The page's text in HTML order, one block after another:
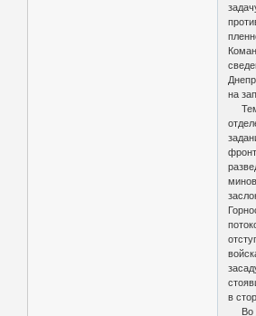
на
в
Во